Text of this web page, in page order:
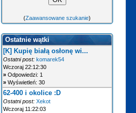
(Zaawansowane szukanie)
Ostatnie wątki
[K] Kupię białą osłonę wi...
Ostatni post: komarek54
Wczoraj 22:12:30
»Odpowiedzi: 1
»Wyświetleń: 30
62-400 i okolice :D
Ostatni post: Xekot
Wczoraj 11:22:03